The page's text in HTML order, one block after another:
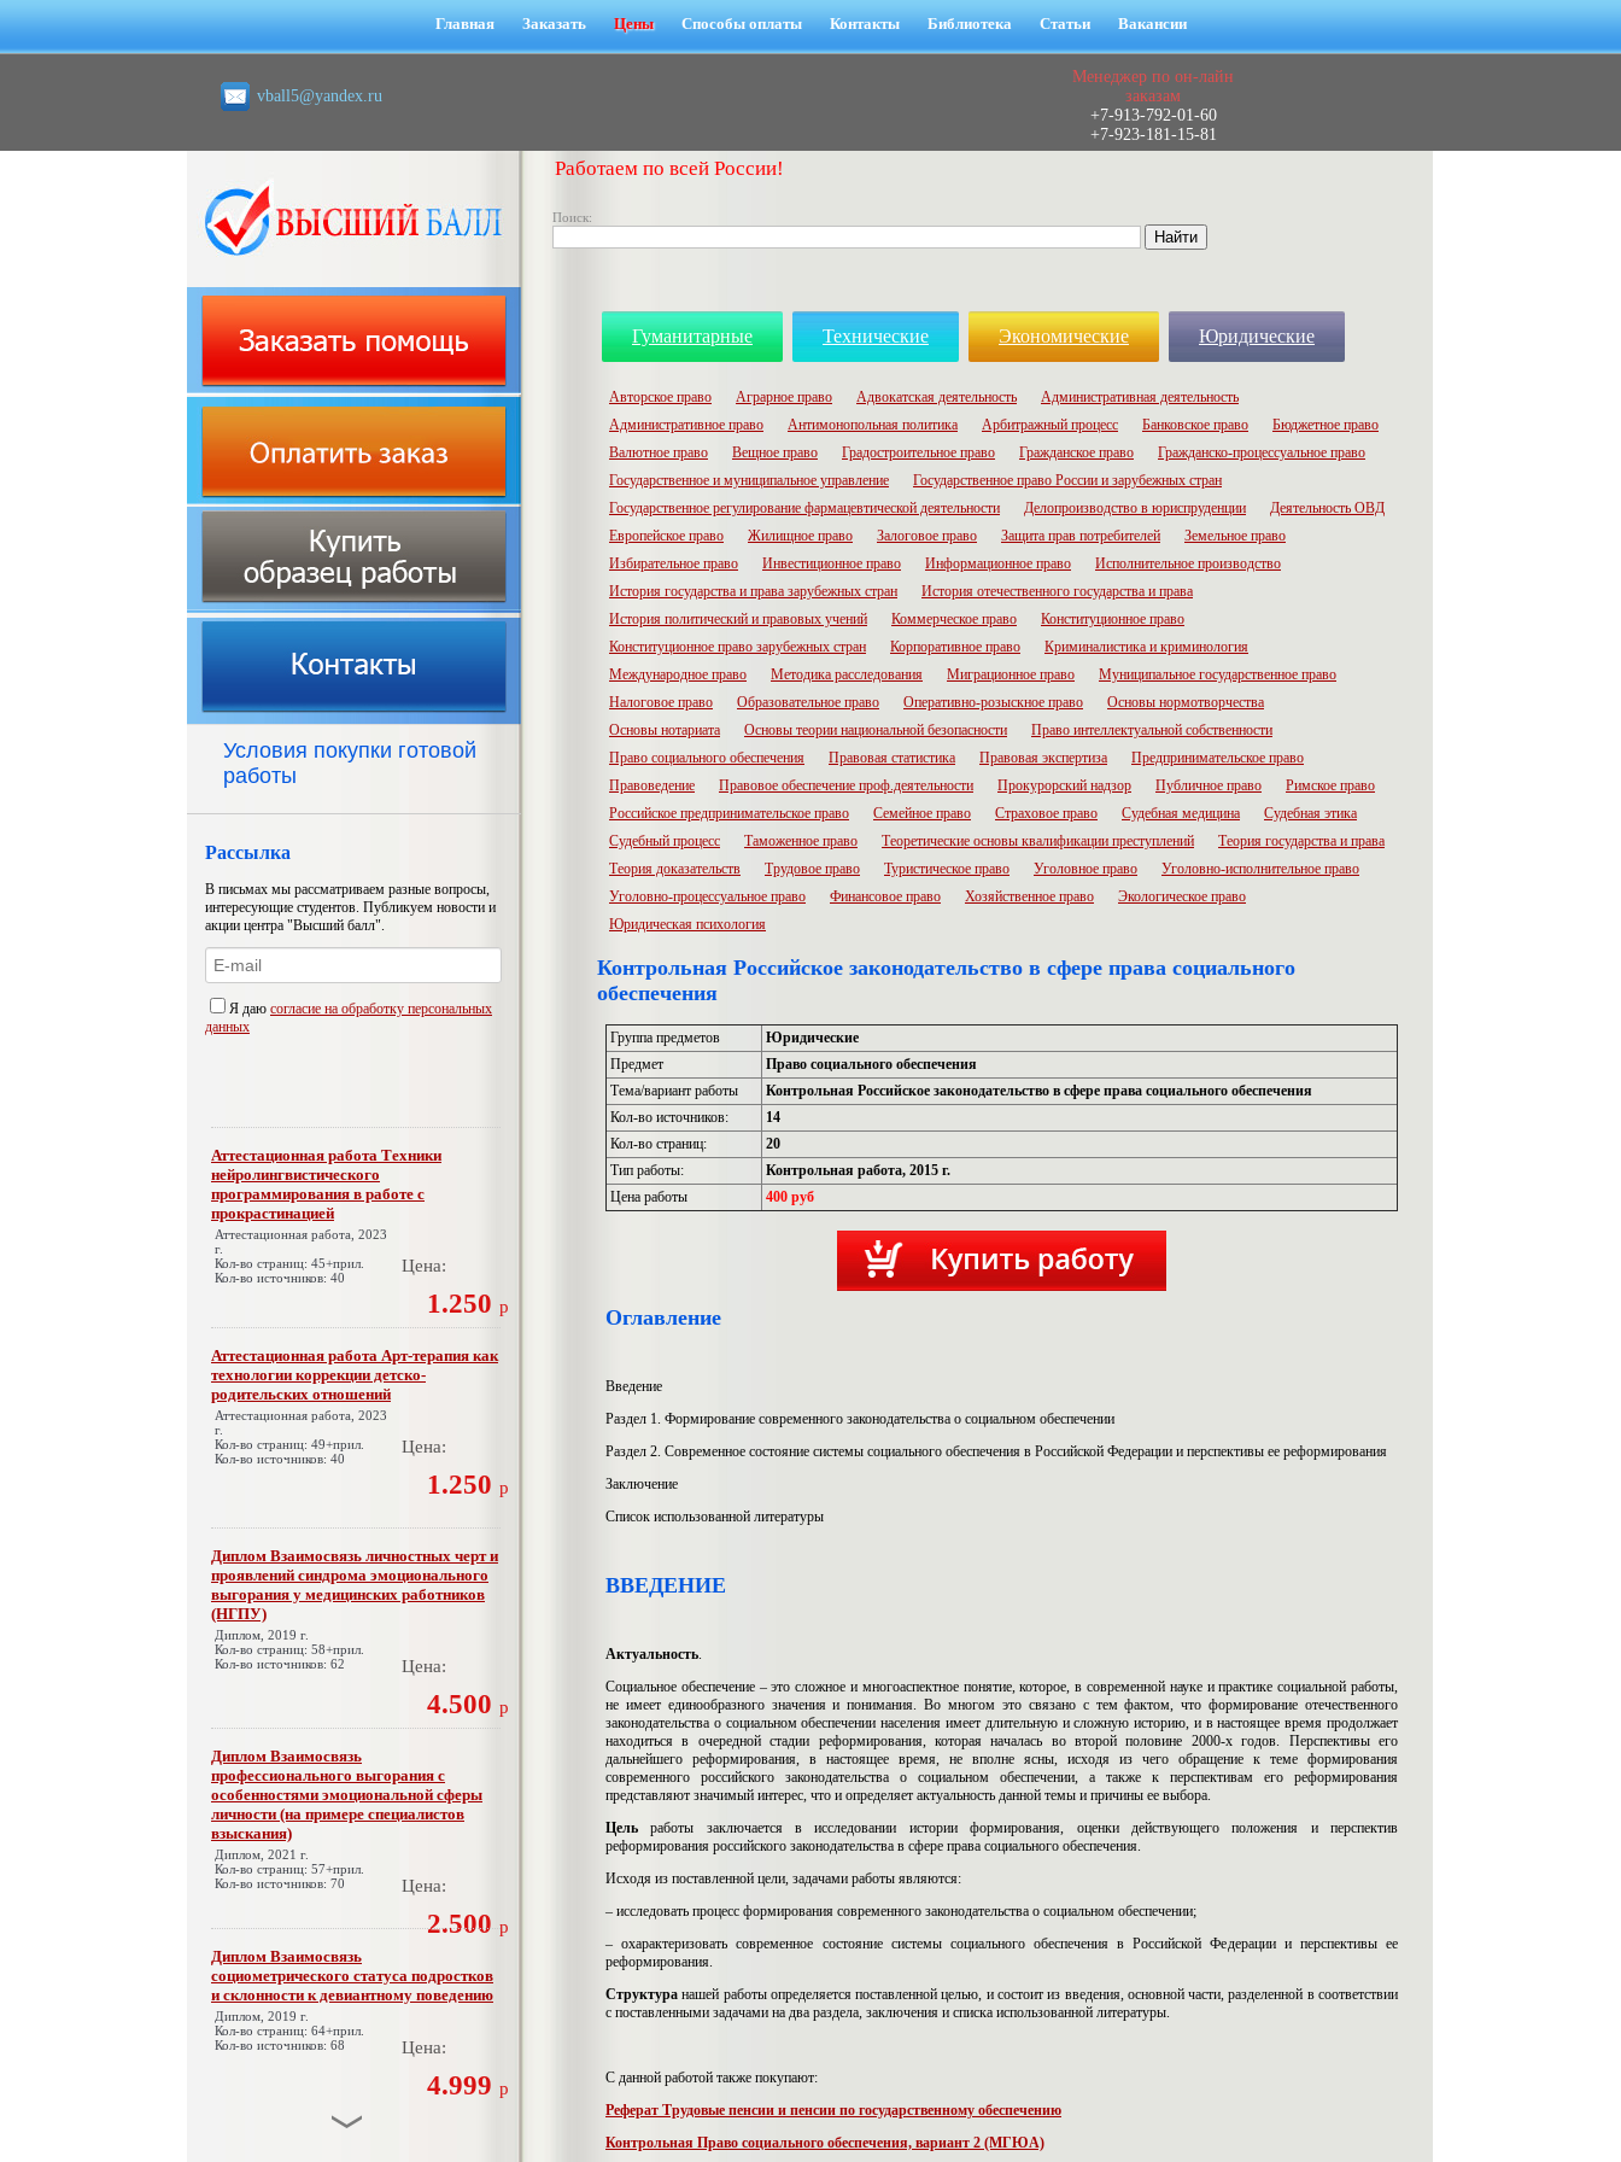
Главная Заказать Цены Способы оплаты Контакты Библиотека Статьи Вакансии
vball5@yandex.ru
Менеджер по он-лайн
заказам
+7-913-792-01-60
+7-923-181-15-81
Работаем по всей России!
Поиск:
Условия покупки готовой
работы
Рассылка
В письмах мы рассматриваем разные вопросы,
интересующие студентов. Публикуем новости и
акции центра "Высший балл".
Я даю согласие на обработку персональных
данных
Аттестационная работа Техники
нейролингвистического
программирования в работе с
прокрастинацией
Аттестационная работа, 2023
г.
Кол-во страниц: 45+прил.
Кол-во источников: 40
Цена:
1.250 р
Аттестационная работа Арт-терапия как
технологии коррекции детско-
родительских отношений
Аттестационная работа, 2023
г.
Кол-во страниц: 49+прил.
Кол-во источников: 40
Цена:
1.250 р
Диплом Взаимосвязь личностных черт и
проявлений синдрома эмоционального
выгорания у медицинских работников
(НГПУ)
Диплом, 2019 г.
Кол-во страниц: 58+прил.
Кол-во источников: 62
Цена:
4.500 р
Диплом Взаимосвязь
профессионального выгорания с
особенностями эмоциональной сферы
личности (на примере специалистов
взыскания)
Диплом, 2021 г.
Кол-во страниц: 57+прил.
Кол-во источников: 70
Цена:
2.500 р
Диплом Взаимосвязь
социометрического статуса подростков
и склонности к девиантному поведению
Диплом, 2019 г.
Кол-во страниц: 64+прил.
Кол-во источников: 68
Цена:
4.999 р
Гуманитарные Технические Экономические Юридические
Авторское право Аграрное право Адвокатская деятельность
Административная деятельность
Административное право
Антимонопольная политика Арбитражный процесс Банковское право
Бюджетное право
Валютное право
Вещное право Градостроительное право Гражданское право
Гражданско-процессуальное право
Государственное и муниципальное управление
Государственное право России и зарубежных стран
Государственное регулирование фармацевтической деятельности
Делопроизводство в юриспруденции
Деятельность ОВД
Европейское право
Жилищное право Залоговое право Защита прав потребителей
Земельное право
Избирательное право
Инвестиционное право Информационное право
Исполнительное производство
История государства и права зарубежных стран
История отечественного государства и права
История политический и правовых учений
Коммерческое право
Конституционное право
Конституционное право зарубежных стран
Корпоративное право
Криминалистика и криминология
Международное право
Методика расследования Миграционное право
Муниципальное государственное право
Налоговое право
Образовательное право Оперативно-розыскное право
Основы нормотворчества
Основы нотариата
Основы теории национальной безопасности
Право интеллектуальной собственности
Право социального обеспечения
Правовая статистика Правовая экспертиза
Предпринимательское право
Правоведение
Правовое обеспечение проф.деятельности Прокурорский надзор Публичное право
Римское право
Российское предпринимательское право
Семейное право Страховое право Судебная медицина
Судебная этика
Судебный процесс
Таможенное право Теоретические основы квалификации преступлений
Теория государства и права
Теория доказательств
Трудовое право Туристическое право Уголовное право
Уголовно-исполнительное право
Уголовно-процессуальное право
Финансовое право Хозяйственное право
Экологическое право
Юридическая психология
Контрольная Российское законодательство в сфере права социального
обеспечения
Группа предметов
Юридические
Предмет
Право социального обеспечения
Тема/вариант работы
Контрольная Российское законодательство в сфере права социального обеспечения
Кол-во источников:
14
Кол-во страниц:
20
Тип работы:
Контрольная работа, 2015 г.
Цена работы
400 руб
Оглавление
Введение
Раздел 1. Формирование современного законодательства о социальном обеспечении
Раздел 2. Современное состояние системы социального обеспечения в Российской Федерации и перспективы ее реформирования
Заключение
Список использованной литературы
ВВЕДЕНИЕ
Актуальность.
Социальное обеспечение – это сложное и многоаспектное понятие, которое, в современной науке и практике социальной работы,
не имеет единообразного значения и понимания. Во многом это связано с тем фактом, что формирование отечественного
законодательства о социальном обеспечении населения имеет длительную и сложную историю, и в настоящее время продолжает
находиться в очередной стадии реформирования, которая началась во второй половине 2000-х годов. Перспективы его
дальнейшего реформирования, в настоящее время, не вполне ясны, исходя из чего обращение к теме формирования
современного российского законодательства о социальном обеспечении, а также к перспективам его реформирования
представляют значимый интерес, что и определяет актуальность данной темы и причины ее выбора.
Цель работы заключается в исследовании истории формирования, оценки действующего положения и перспектив
реформирования российского законодательства в сфере права социального обеспечения.
Исходя из поставленной цели, задачами работы являются:
– исследовать процесс формирования современного законодательства о социальном обеспечении;
– охарактеризовать современное состояние системы социального обеспечения в Российской Федерации и перспективы ее
реформирования.
Структуранашей работы определяется поставленной целью, и состоит из введения, основной части, разделенной в соответствии
с поставленными задачами на два раздела, заключения и списка использованной литературы.
С данной работой также покупают:
Реферат Трудовые пенсии и пенсии по государственному обеспечению
Контрольная Право социального обеспечения, вариант 2 (МГЮА)